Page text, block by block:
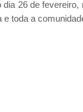
dia 26 de
toda a